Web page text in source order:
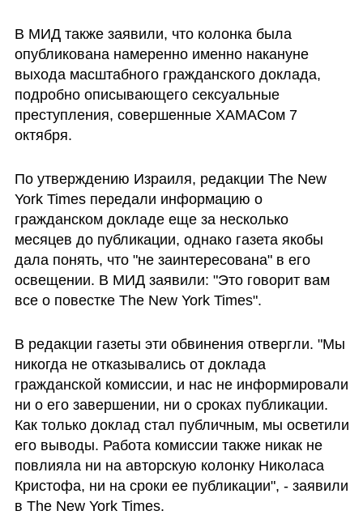
В МИД также заявили, что колонка была
опубликована намеренно именно накануне
выхода масштабного гражданского доклада,
подробно описывающего сексуальные
преступления, совершенные ХАМАСом 7
октября.
По утверждению Израиля, редакции The New
York Times передали информацию о
гражданском докладе еще за несколько
месяцев до публикации, однако газета якобы
дала понять, что "не заинтересована" в его
освещении. В МИД заявили: "Это говорит вам
все о повестке The New York Times".
В редакции газеты эти обвинения отвергли. "Мы
никогда не отказывались от доклада
гражданской комиссии, и нас не информировали
ни о его завершении, ни о сроках публикации.
Как только доклад стал публичным, мы осветили
его выводы. Работа комиссии также никак не
повлияла ни на авторскую колонку Николаса
Кристофа, ни на сроки ее публикации", - заявили
в The New York Times.